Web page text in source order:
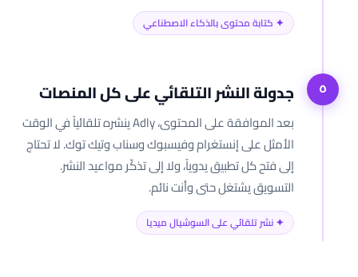
✦ كتابة محتوى بالذكاء الاصطناعي
٥ جدولة النشر التلقائي على كل المنصات
بعد الموافقة على المحتوى، Adly ينشره تلقائياً في الوقت
الأمثل على إنستغرام وفيسبوك وسناب وتيك توك. لا تحتاج
إلى فتح كل تطبيق يدوياً، ولا إلى تذكّر مواعيد النشر.
التسويق يشتغل حتى وأنت نائم.
✦ نشر تلقائي على السوشيال ميديا